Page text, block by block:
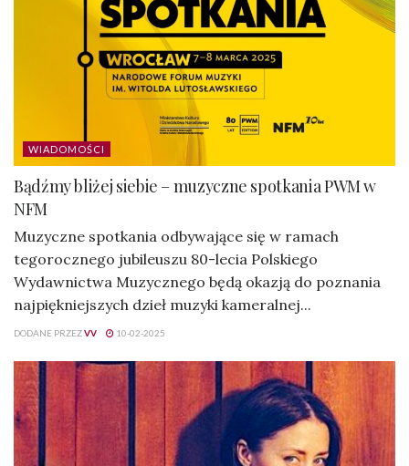
WIADOMOŚCI
Bądźmy bliżej siebie – muzyczne spotkania PWM w
NFM
Muzyczne spotkania odbywające się w ramach
tegorocznego jubileuszu 80-lecia Polskiego
Wydawnictwa Muzycznego będą okazją do poznania
najpiękniejszych dzieł muzyki kameralnej...
DODANE PRZEZVV 10-02-2025